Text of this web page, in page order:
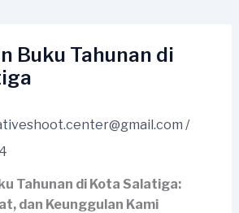
Buku Tahunan di
/
Tahunan di Kota Salatiga:
dan Keunggulan Kami